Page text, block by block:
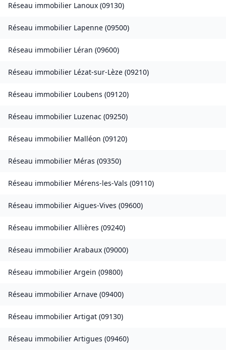
Réseau immobilier Lanoux (09130)
Réseau immobilier Lapenne (09500)
Réseau immobilier Léran (09600)
Réseau immobilier Lézat-sur-Lèze (09210)
Réseau immobilier Loubens (09120)
Réseau immobilier Luzenac (09250)
Réseau immobilier Malléon (09120)
Réseau immobilier Méras (09350)
Réseau immobilier Mérens-les-Vals (09110)
Réseau immobilier Aigues-Vives (09600)
Réseau immobilier Allières (09240)
Réseau immobilier Arabaux (09000)
Réseau immobilier Argein (09800)
Réseau immobilier Arnave (09400)
Réseau immobilier Artigat (09130)
Réseau immobilier Artigues (09460)